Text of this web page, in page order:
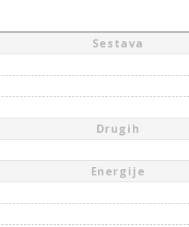
Sestava
Drugih
Energije